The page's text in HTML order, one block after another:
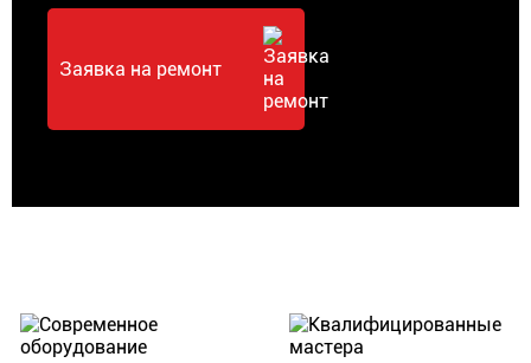
Заявка на ремонт